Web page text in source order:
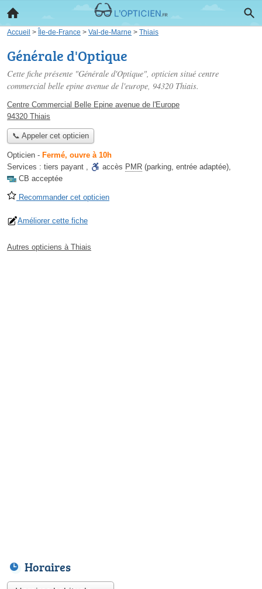
Accueil > Île-de-France > Val-de-Marne > Thiais
Générale d'Optique
Cette fiche présente "Générale d'Optique", opticien situé centre
commercial belle epine avenue de l'europe, 94320 Thiais.
Centre Commercial Belle Epine avenue de l'Europe
94320 Thiais
📞 Appeler cet opticien
Opticien - Fermé, ouvre à 10h
Services : tiers payant , accès PMR (parking, entrée adaptée),
CB acceptée
Recommander cet opticien
Améliorer cette fiche
Autres opticiens à Thiais
Horaires